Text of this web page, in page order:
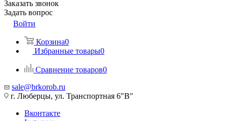
Заказать звонок
Задать вопрос
Войти
Корзина0
Избранные товары0
Сравнение товаров0
sale@brkorob.ru
г. Люберцы, ул. Транспортная 6"В"
Вконтакте